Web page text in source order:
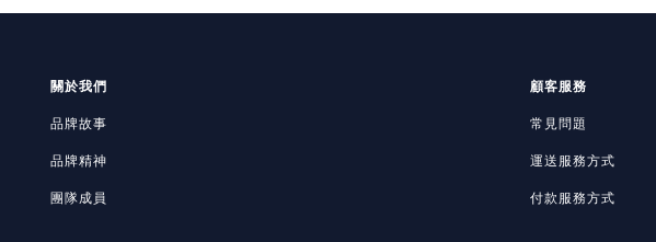
關於我們
品牌故事
品牌精神
團隊成員
顧客服務
常見問題
運送服務方式
付款服務方式